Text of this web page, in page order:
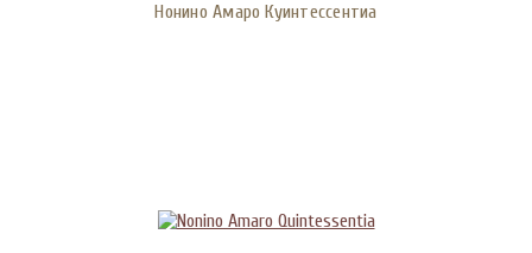
Нонино Амаро Куинтессентиа